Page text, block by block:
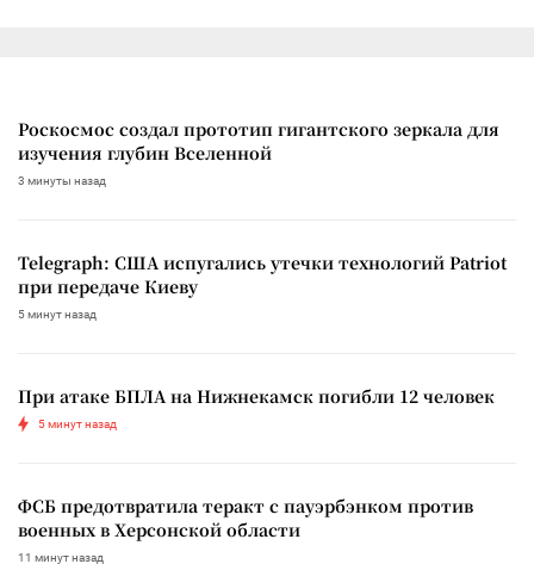
Роскосмос создал прототип гигантского зеркала для
изучения глубин Вселенной
3 минуты назад
Telegraph: США испугались утечки технологий Patriot
при передаче Киеву
5 минут назад
При атаке БПЛА на Нижнекамск погибли 12 человек
5 минут назад
ФСБ предотвратила теракт с пауэрбэнком против
военных в Херсонской области
11 минут назад